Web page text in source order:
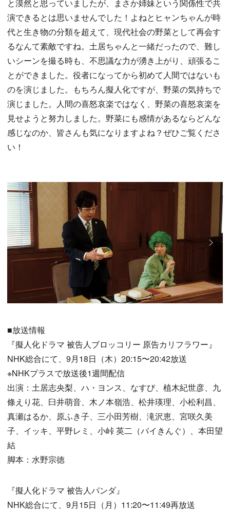
と漠然と思っていましたが、まさか姉妹という関係性で共
演できるとは思いませんでした！よねとヒャンちゃんが時
代と生き物の分類を超えて、現代社会の野菜として再会す
るなんて素敵ですね。土居ちゃんと一緒だったので、難し
いシーンを撮る時も、不思議な力が湧き上がり、頑張るこ
とができました。役者になってから初めて人間ではないも
のを演じました。もちろん擬人化ですが、野菜の気持ちで
演じました。人間の喜怒哀楽ではなく、野菜の喜怒哀楽を
見せようと努力しました。野菜にも感情があるならどんな
感じなのか、皆さんも気になりますよね？ぜひご覧くださ
い！
■放送情報
『擬人化ドラマ 被告人ブロッコリー 原告カリフラワー』
NHK総合にて、9月18日（木）20:15〜20:42放送
※NHKプラスで放送後1週間配信
出演：土居志央梨、ハ・ヨンス、なすび、植木紀世彦、九
條えり花、臼井萌音、木ノ本嶺浩、松井瑛理、小松利昌、
真瀬はるか、原ふき子、三小田芳樹、滝沢恵、宮咲久美
子、イッキ、平野レミ、小峠 英二（バイきんぐ）、本田望
結
脚本：水野宗徳
『擬人化ドラマ 被告人パンダ』
NHK総合にて、9月15日（月）11:20〜11:49再放送